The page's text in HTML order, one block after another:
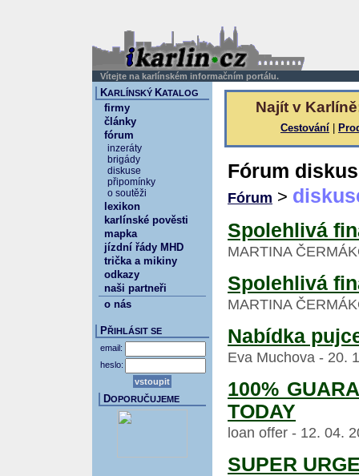
Vítejte na karlínském informačním portálu.
Najít v
Cestování
Fórum
Fórum >
Spolehlivá
MARTINA
Spolehlivá
MARTINA
Nabídka
Eva Muchova - 20.
100%
TODAY
loan offer - 12. 04.
SUPER
KARLÍNSKÝ KATALOG
firmy
články
fórum
inzeráty
brigády
diskuse
připomínky
o soutěži
lexikon
karlínské pověsti
mapka
jízdní řády MHD
trička a mikiny
odkazy
naši partneři
o nás
PŘIHLÁSIT SE
email:
heslo:
DOPORUČUJEME